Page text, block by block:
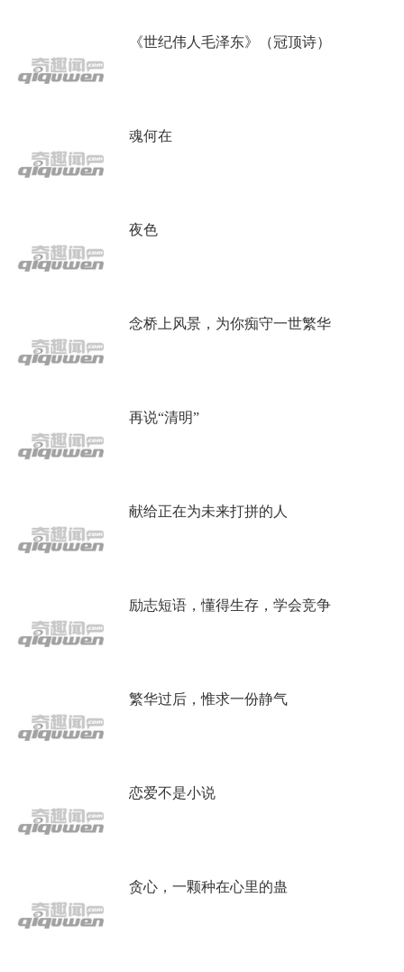
《世纪伟人毛泽东》（冠顶诗）
魂何在
夜色
念桥上风景，为你痴守一世繁华
再说“清明”
献给正在为未来打拼的人
励志短语，懂得生存，学会竞争
繁华过后，惟求一份静气
恋爱不是小说
贪心，一颗种在心里的蛊